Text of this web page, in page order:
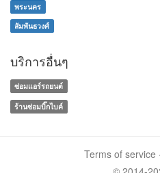
พระนคร
สัมพันธวงศ์
บริการอื่นๆ
ซ่อมแอร์รถยนต์
ร้านซ่อมบิ๊กไบค์
Terms of service ·